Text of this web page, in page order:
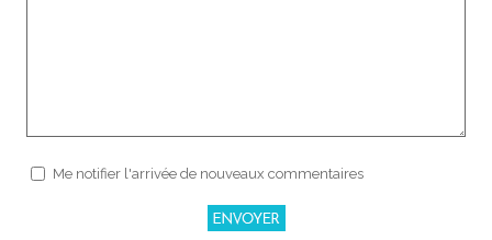
Me notifier l'arrivée de nouveaux commentaires